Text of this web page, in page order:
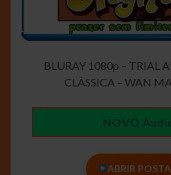
BLURAY 1080p – TRIAL
CLÁSSICA – WAN
NOVO
ABRIR